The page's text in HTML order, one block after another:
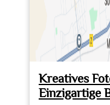
Kreatives
Einzigartige